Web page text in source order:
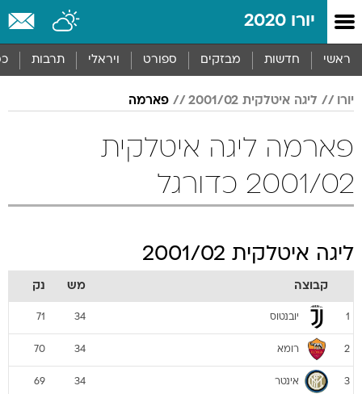
יורו 2020
ראשי חדשות מבזקים ספורט ויראלי תרבות
יורו ליגה איטלקית 2001/02 פארמה
פארמה ליגה איטלקית
2001/02 כדורגל
ליגה איטלקית 2001/02
קבוצה מש נק
1 יובנטוס 34
71
2 רומא 34
70
3 אינטר 34
69